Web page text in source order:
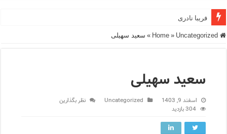
فریبا نادری
» Uncategorized
» سعید سهیلی
سعید سهیلی
اسفند 9, 1403 Uncategorized
نظر بگذارین
304 بازدید